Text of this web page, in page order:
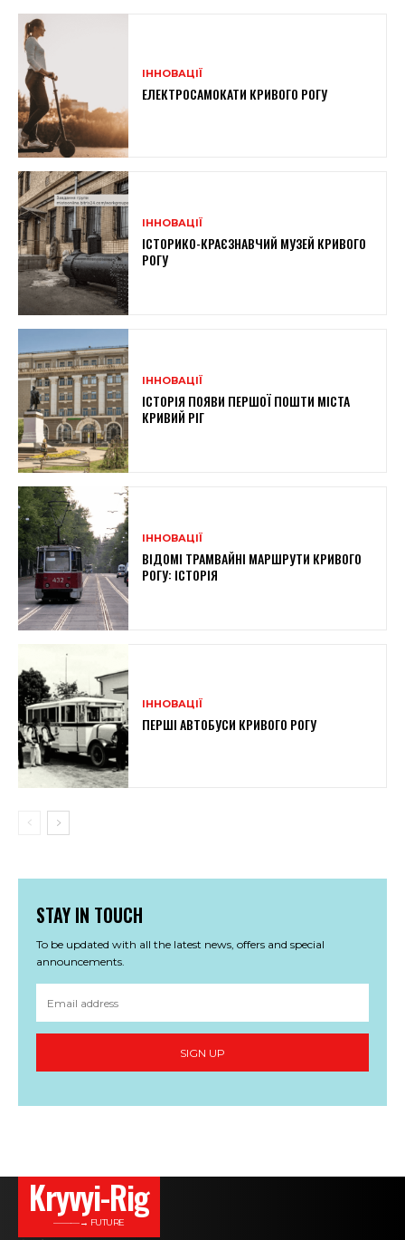
ІННОВАЦІЇ
ЕЛЕКТРОСАМОКАТИ КРИВОГО РОГУ
ІННОВАЦІЇ
ІСТОРИКО-КРАЄЗНАВЧИЙ МУЗЕЙ КРИВОГО
РОГУ
ІННОВАЦІЇ
ІСТОРІЯ ПОЯВИ ПЕРШОЇ ПОШТИ МІСТА
КРИВИЙ РІГ
ІННОВАЦІЇ
ВІДОМІ ТРАМВАЙНІ МАРШРУТИ КРИВОГО
РОГУ: ІСТОРІЯ
ІННОВАЦІЇ
ПЕРШІ АВТОБУСИ КРИВОГО РОГУ
STAY IN TOUCH
To be updated with all the latest news, offers and special
announcements.
SIGN UP
Kryvyi-Rig
———→ FUTURE